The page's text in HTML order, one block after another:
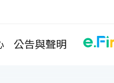
公告與聲明